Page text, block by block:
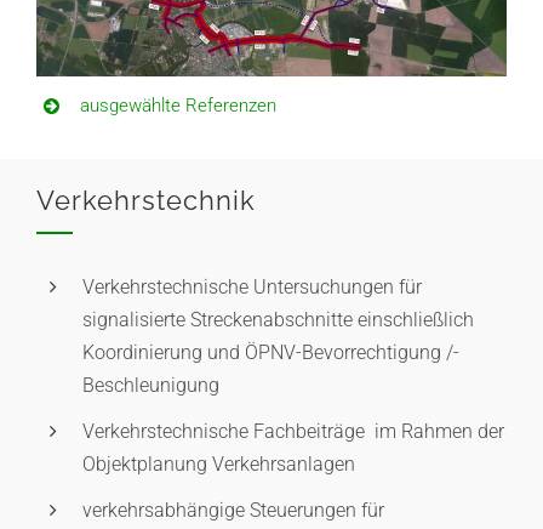
ausgewählte Referenzen
Verkehrstechnik
Verkehrstechnische Untersuchungen für
signalisierte Streckenabschnitte einschließlich
Koordinierung und ÖPNV-Bevorrechtigung /-
Beschleunigung
Verkehrstechnische Fachbeiträge im Rahmen der
Objektplanung Verkehrsanlagen
verkehrsabhängige Steuerungen für